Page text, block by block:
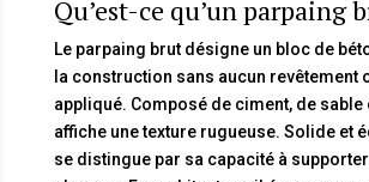
Qu’est-ce qu’un parpaing
Le parpaing brut désigne un bloc de
la construction sans aucun revêtement
appliqué. Composé de ciment, de sable
affiche une texture rugueuse. Solide et
se distingue par sa capacité à